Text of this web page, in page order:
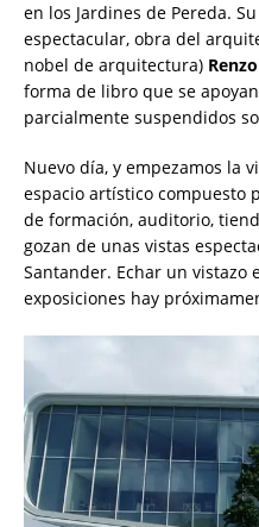
en los Jardines de Pereda.
espectacular, obra del
nobel de arquitectura)
forma de libro que se
parcialmente suspendidos
Nuevo día, y empezamos la
espacio artístico compuesto
de formación, auditorio,
gozan de unas vistas
Santander. Echar un vistazo
exposiciones hay